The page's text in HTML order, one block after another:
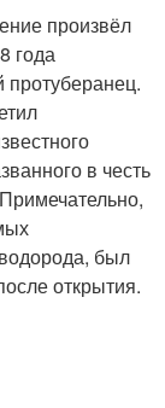
произвёл
года
протуберанец.
в честь
был
открытия.